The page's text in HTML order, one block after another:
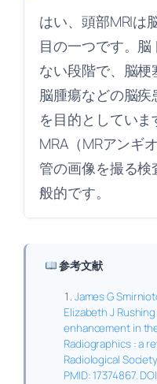
はい、頭部MRIは
目の一つです。
ない段階で、脳梗
脳腫瘍などの脳疾
を目的としていま
MRA（MRアンギ
管の画像を撮る
般的です。
参考文献
James G
Elizabeth J
enhancement in
Radiographics : a
Radiological
PMID: 17374867.